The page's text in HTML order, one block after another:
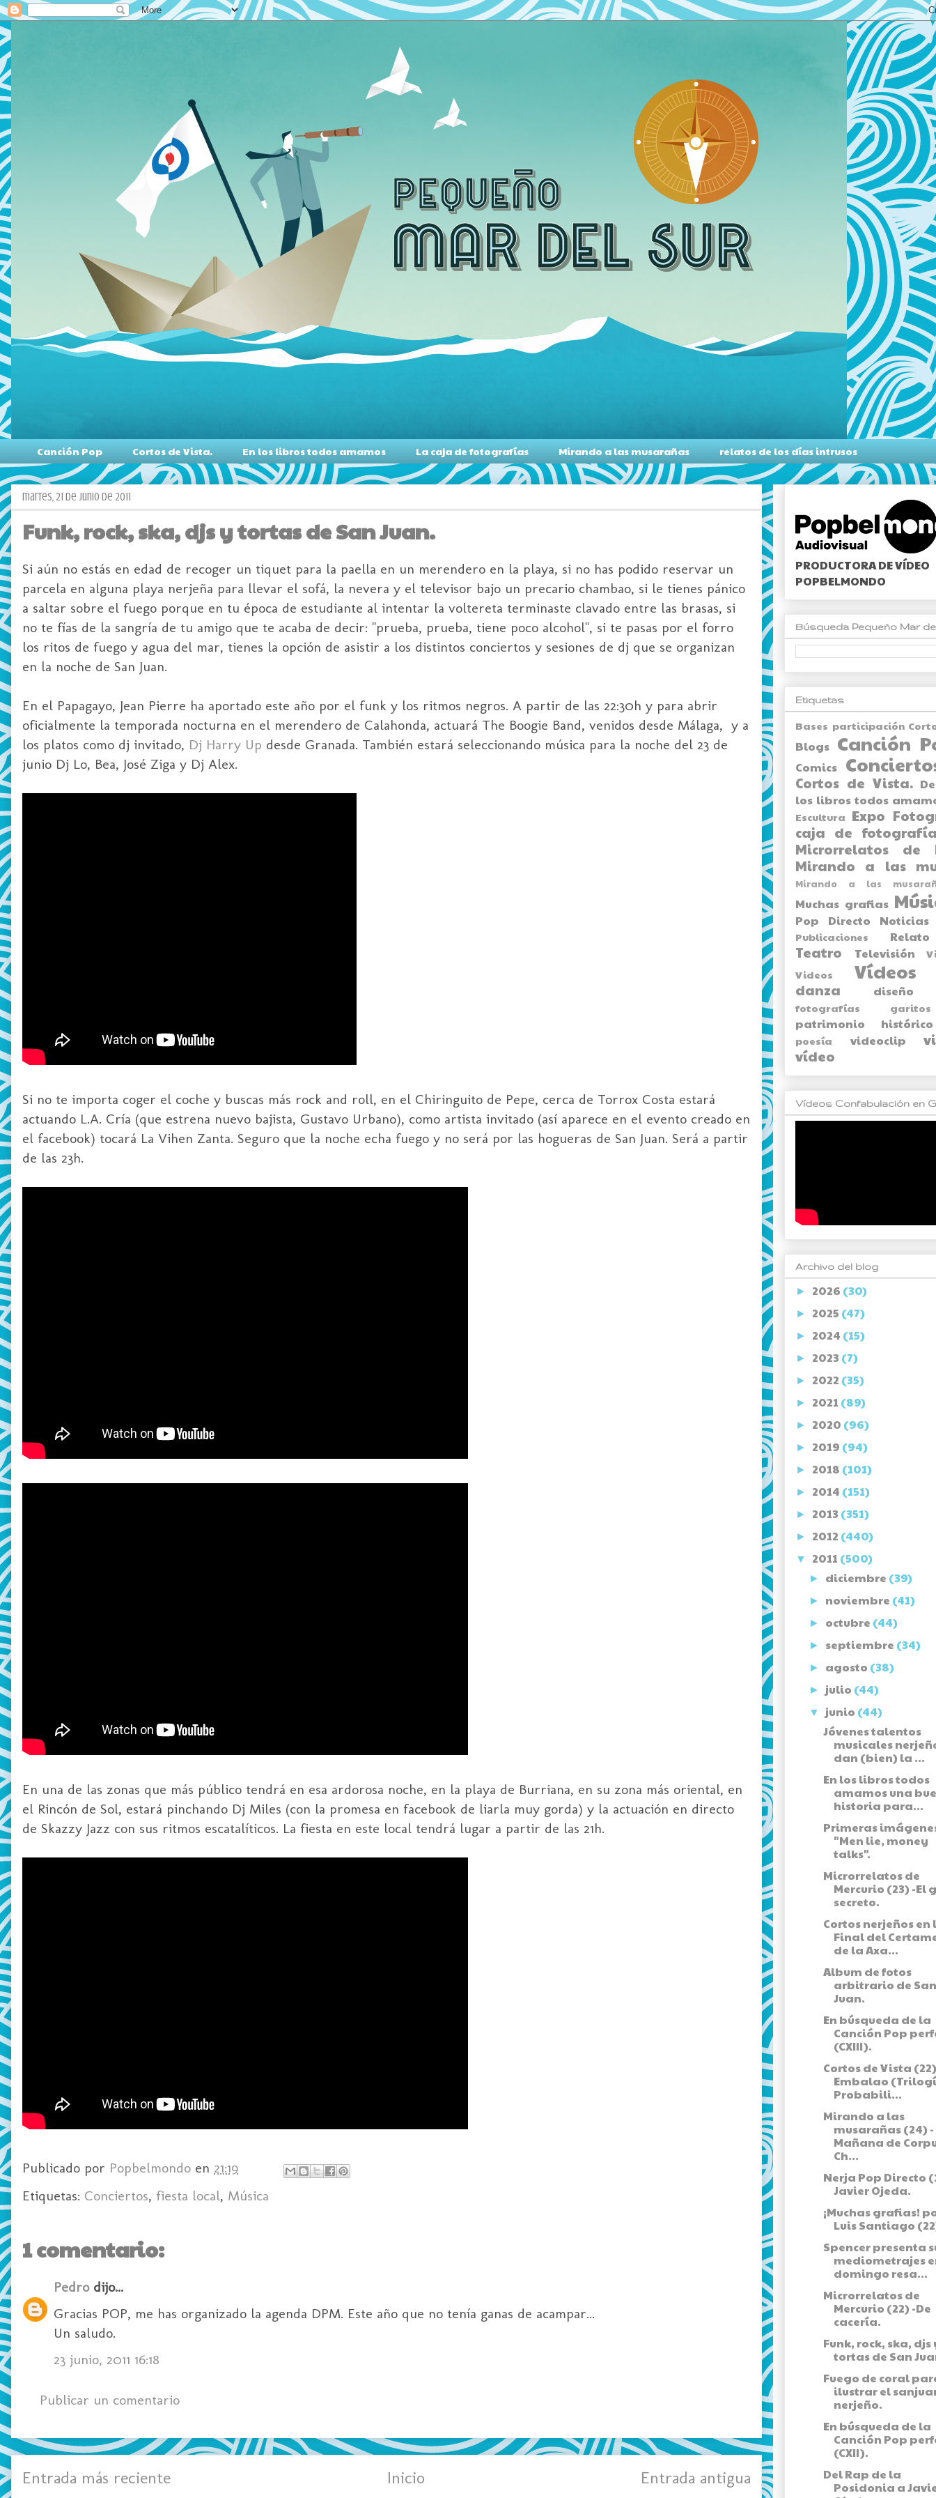
Canción Pop Cortos de Vista. En los libros todos amamos La caja de fotografías Mirando a las musarañas relatos de los días intrusos
martes, 21 de junio de 2011
Funk, rock, ska, djs y tortas de San Juan.
Si aún no estás en edad de recoger un tiquet para la paella en un merendero en la playa, si no has podido reservar un
parcela en alguna playa nerjeña para llevar el sofá, la nevera y el televisor bajo un precario chambao, si le tienes pánico
a saltar sobre el fuego porque en tu época de estudiante al intentar la voltereta terminaste clavado entre las brasas, si
no te fías de la sangría de tu amigo que te acaba de decir: "prueba, prueba, tiene poco alcohol", si te pasas por el forro
los ritos de fuego y agua del mar, tienes la opción de asistir a los distintos conciertos y sesiones de dj que se organizan
en la noche de San Juan.
En el Papagayo, Jean Pierre ha aportado este año por el funk y los ritmos negros. A partir de las 22:30h y para abrir
oficialmente la temporada nocturna en el merendero de Calahonda, actuará The Boogie Band, venidos desde Málaga, y a
los platos como dj invitado, Dj Harry Up desde Granada. También estará seleccionando música para la noche del 23 de
junio Dj Lo, Bea, José Ziga y Dj Alex.
Si no te importa coger el coche y buscas más rock and roll, en el Chiringuito de Pepe, cerca de Torrox Costa estará
actuando L.A. Cría (que estrena nuevo bajista, Gustavo Urbano), como artista invitado (así aparece en el evento creado en
el facebook) tocará La Vihen Zanta. Seguro que la noche echa fuego y no será por las hogueras de San Juan. Será a partir
de las 23h.
En una de las zonas que más público tendrá en esa ardorosa noche, en la playa de Burriana, en su zona más oriental, en
el Rincón de Sol, estará pinchando Dj Miles (con la promesa en facebook de liarla muy gorda) y la actuación en directo
de Skazzy Jazz con sus ritmos escatalíticos. La fiesta en este local tendrá lugar a partir de las 21h.
Publicado por Popbelmondo en 21:19
Etiquetas: Conciertos, fiesta local, Música
1 comentario:
Pedrodijo...
Gracias POP, me has organizado la agenda DPM. Este año que no tenía ganas de acampar...
Un saludo.
23 junio, 2011 16:18
Publicar un comentario
Entrada más reciente Entrada antigua
Inicio
PRODUCTORA DE VÍDEO
POPBELMONDO
Búsqueda Pequeño Mar
Etiquetas
Bases participación
Blogs Canción
Comics
Cortos de Vista.
los libros todos
Escultura Expo
caja de
Microrrelatos de
Mirando a las
Mirando a las
Muchas grafias
Pop Directo Noticias
Publicaciones Relato
Teatro Televisión
Videos
Vídeos
danza diseño
fotografías garitos
patrimonio histórico
poesía videoclip
vídeo
Vídeos Confabulación en
Archivo del blog
► 2026 (30)
► 2025 (47)
► 2024 (15)
► 2023 (7)
► 2022 (35)
► 2021 (89)
► 2020 (96)
► 2019 (94)
► 2018 (101)
► 2014 (151)
► 2013 (351)
► 2012 (440)
▼ 2011 (500)
► diciembre (39)
► noviembre (41)
► octubre (44)
► septiembre (34)
► agosto (38)
► julio (44)
▼ junio (44)
Jóvenes talentos
musicales
dan (bien) la ...
En los libros todos
amamos una
historia para...
Primeras
"Men lie, money
talks".
Microrrelatos de
Mercurio (23) -El
secreto.
Cortos nerjeños en
Final del
de la Axa...
Album de fotos
arbitrario de San
Juan.
En búsqueda de la
Canción Pop
(CXIII).
Cortos de Vista
Embalao
Probabili...
Mirando a las
musarañas (24) -
Mañana de
Ch...
Nerja Pop Directo
Javier Ojeda.
¡Muchas grafias!
Luis Santiago
Spencer presenta
mediometrajes
domingo resa...
Microrrelatos de
Mercurio (22) -De
cacería.
Funk, rock, ska, djs
tortas de San
Fuego de coral
ilustrar el
nerjeño.
En búsqueda de la
Canción Pop
(CXII).
Del Rap de la
Posidonia a